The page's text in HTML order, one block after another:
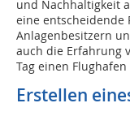
und Nachhaltigkeit
eine entscheidende
Anlagenbesitzern
auch die Erfahrung
Tag einen
Erstellen